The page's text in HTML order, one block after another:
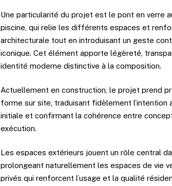
Une particularité du projet est le pont en verre
piscine, qui relie les différents espaces et
architecturale tout en introduisant un geste
iconique. Cet élément apporte légèreté,
identité moderne distinctive à la composition.
Actuellement en construction, le projet prend
forme sur site, traduisant fidèlement l’intention
initiale et confirmant la cohérence entre
exécution.
Les espaces extérieurs jouent un rôle central
prolongeant naturellement les espaces de vie
privés qui renforcent l’usage et la qualité